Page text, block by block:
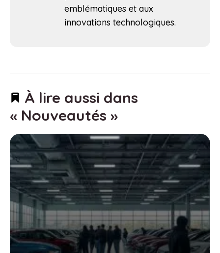
emblématiques et aux
innovations technologiques.
À lire aussi dans
« Nouveautés »